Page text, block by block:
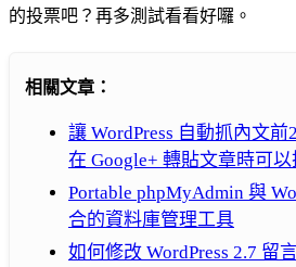
的投票吧？再多測試看看好囉。
相關文章：
讓 WordPress 自動抓內文前
在 Google+ 轉貼文章時可
Portable phpMyAdmin 與
合的資料庫管理工具
如何修改 WordPress 2.7 留